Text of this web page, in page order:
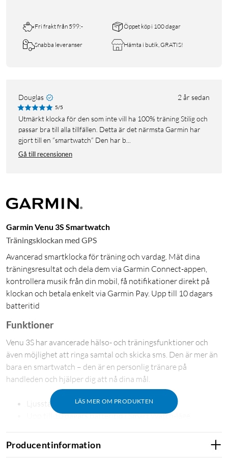
Fri frakt från 599:- Öppet köp i 100 dagar
Snabba leveranser Hämta i butik, GRATIS!
Douglas 2 år sedan
5/5
Utmärkt klocka för den som inte vill ha 100% träning Stilig och
passar bra till alla tillfällen. Detta är det närmsta Garmin har
gjort till en ”smartwatch” Den har b...
Gå till recensionen
Garmin Venu 3S Smartwatch
Träningsklockan med GPS
Avancerad smartklocka för träning och vardag. Mät dina
träningsresultat och dela dem via Garmin Connect-appen,
kontrollera musik från din mobil, få notifikationer direkt på
klockan och betala enkelt via Garmin Pay. Upp till 10 dagars
batteritid
LÄS MER OM PRODUKTEN
Funktioner
Venu 3S har avancerade hälso- och träningsfunktioner och
även möjlighet att ringa samtal och skicka sms. Den är mer än
bara en smartwatch – den är en personlig tränare på
handleden och hjälper dig att nå dina mål.
Ljusstark AMOLED-pekskärm på 1,2”
Upp till 10 dagars batteritid i Smart Watch-läge
Avancerade träningsfunktioner
Producentinformation